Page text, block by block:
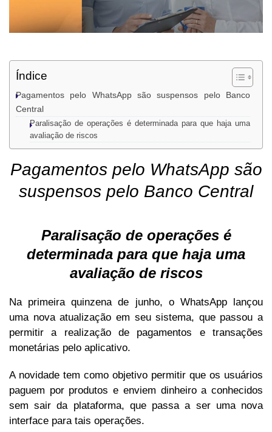
Índice
Pagamentos pelo WhatsApp são suspensos pelo Banco
Central
Paralisação de operações é determinada para que haja uma
avaliação de riscos
Pagamentos pelo WhatsApp são
suspensos pelo Banco Central
Paralisação de operações é
determinada para que haja uma
avaliação de riscos
Na primeira quinzena de junho, o WhatsApp lançou
uma nova atualização em seu sistema, que passou a
permitir a realização de pagamentos e transações
monetárias pelo aplicativo.
A novidade tem como objetivo permitir que os usuários
paguem por produtos e enviem dinheiro a conhecidos
sem sair da plataforma, que passa a ser uma nova
interface para tais operações.